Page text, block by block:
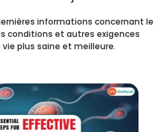
informations concernant le
conditions et autres exigences
plus saine et meilleure.